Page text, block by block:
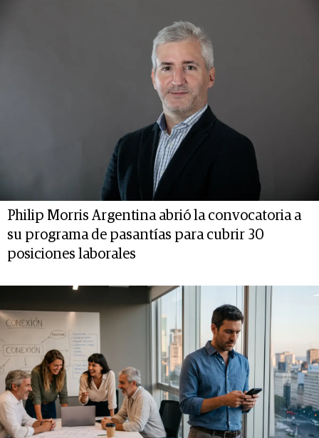
Philip Morris Argentina abrió la convocatoria a
su programa de pasantías para cubrir 30
posiciones laborales